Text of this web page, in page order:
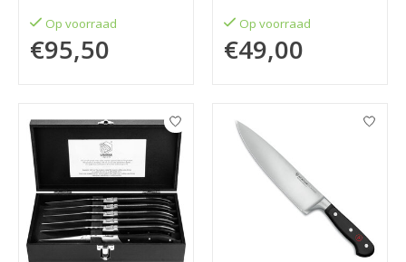
Op voorraad
€95,50
Op voorraad
€49,00